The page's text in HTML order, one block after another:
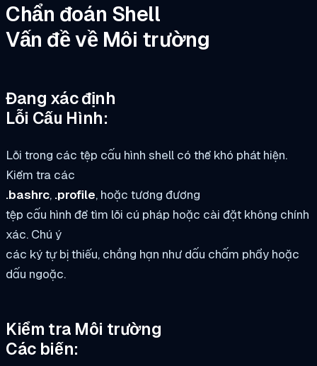
Chẩn đoán Shell
Vấn đề về Môi trường
Đang xác định
Lỗi Cấu Hình:
Lỗi trong các tệp cấu hình shell có thể khó phát hiện.
Kiểm tra các
.bashrc, .profile, hoặc tương đương
tệp cấu hình để tìm lỗi cú pháp hoặc cài đặt không chính
xác. Chú ý
các ký tự bị thiếu, chẳng hạn như dấu chấm phẩy hoặc
dấu ngoặc.
Kiểm tra Môi trường
Các biến: